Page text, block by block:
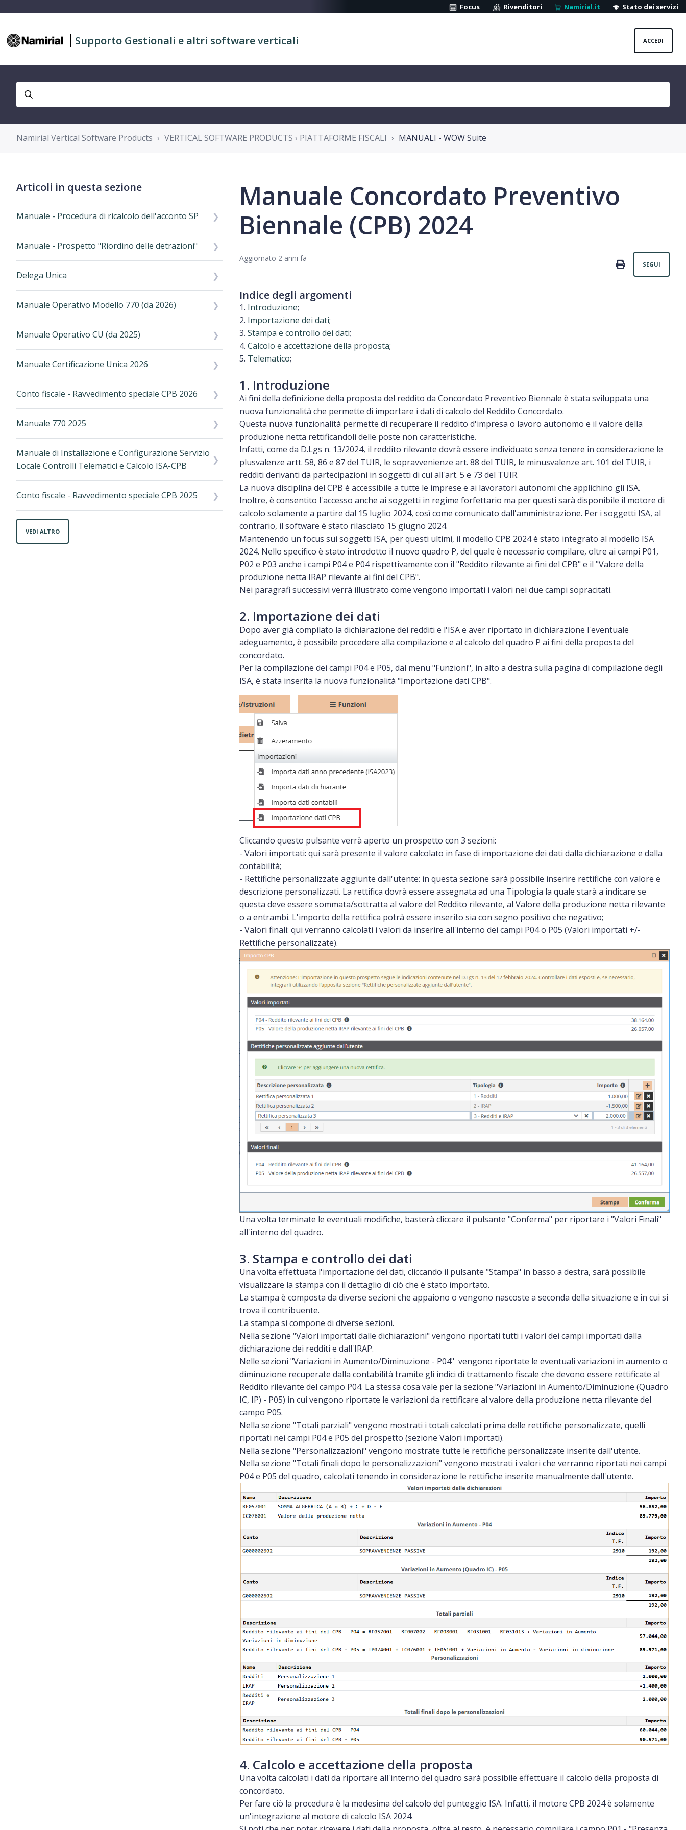
Focus Rivenditori Namirial.it Stato dei servizi
Supporto Gestionali e altri software verticali ACCEDI
Namirial Vertical Software Products VERTICAL SOFTWARE PRODUCTS › PIATTAFORME FISCALI MANUALI - WOW Suite
Articoli in questa sezione
Manuale - Procedura di ricalcolo dell'acconto SP
Manuale - Prospetto "Riordino delle detrazioni"
Delega Unica
Manuale Operativo Modello 770 (da 2026)
Manuale Operativo CU (da 2025)
Manuale Certificazione Unica 2026
Conto fiscale - Ravvedimento speciale CPB 2026
Manuale 770 2025
Manuale di Installazione e Configurazione Servizio
Locale Controlli Telematici e Calcolo ISA-CPB
Conto fiscale - Ravvedimento speciale CPB 2025
VEDI ALTRO
Manuale Concordato Preventivo
Biennale (CPB) 2024
Aggiornato 2 anni fa PRINT
SEGUI
Indice degli argomenti
1. Introduzione;
2. Importazione dei dati;
3.Stampa e controllo dei dati;
4.Calcolo e accettazione della proposta;
5. Telematico;
1. Introduzione
Ai fini della definizione della proposta del reddito da Concordato Preventivo Biennale è stata sviluppata una
nuova funzionalità che permette di importare i dati di calcolo del Reddito Concordato.
Questa nuova funzionalità permette di recuperare il reddito d'impresa o lavoro autonomo e il valore della
produzione netta rettificandoli delle poste non caratteristiche.
Infatti, come da D.Lgs n. 13/2024, il reddito rilevante dovrà essere individuato senza tenere in considerazione le
plusvalenze artt. 58, 86 e 87 del TUIR, le sopravvenienze art. 88 del TUIR, le minusvalenze art. 101 del TUIR, i
redditi derivanti da partecipazioni in soggetti di cui all'art. 5 e 73 del TUIR.
La nuova disciplina del CPB è accessibile a tutte le imprese e ai lavoratori autonomi che applichino gli ISA.
Inoltre, è consentito l'accesso anche ai soggetti in regime forfettario ma per questi sarà disponibile il motore di
calcolo solamente a partire dal 15 luglio 2024, così come comunicato dall'amministrazione. Per i soggetti ISA, al
contrario, il software è stato rilasciato 15 giugno 2024.
Mantenendo un focus sui soggetti ISA, per questi ultimi, il modello CPB 2024 è stato integrato al modello ISA
2024. Nello specifico è stato introdotto il nuovo quadro P, del quale è necessario compilare, oltre ai campi P01,
P02 e P03 anche i campi P04 e P04 rispettivamente con il "Reddito rilevante ai fini del CPB" e il "Valore della
produzione netta IRAP rilevante ai fini del CPB".
Nei paragrafi successivi verrà illustrato come vengono importati i valori nei due campi sopracitati.
2. Importazione dei dati
Dopo aver già compilato la dichiarazione dei redditi e l'ISA e aver riportato in dichiarazione l'eventuale
adeguamento, è possibile procedere alla compilazione e al calcolo del quadro P ai fini della proposta del
concordato.
Per la compilazione dei campi P04 e P05, dal menu "Funzioni", in alto a destra sulla pagina di compilazione degli
ISA, è stata inserita la nuova funzionalità "Importazione dati CPB".
Cliccando questo pulsante verrà aperto un prospetto con 3 sezioni:
- Valori importati: qui sarà presente il valore calcolato in fase di importazione dei dati dalla dichiarazione e dalla
contabilità;
- Rettifiche personalizzate aggiunte dall'utente: in questa sezione sarà possibile inserire rettifiche con valore e
descrizione personalizzati. La rettifica dovrà essere assegnata ad una Tipologia la quale starà a indicare se
questa deve essere sommata/sottratta al valore del Reddito rilevante, al Valore della produzione netta rilevante
o a entrambi. L'importo della rettifica potrà essere inserito sia con segno positivo che negativo;
- Valori finali: qui verranno calcolati i valori da inserire all'interno dei campi P04 o P05 (Valori importati +/-
Rettifiche personalizzate).
Una volta terminate le eventuali modifiche, basterà cliccare il pulsante "Conferma" per riportare i "Valori Finali"
all'interno del quadro.
3. Stampa e controllo dei dati
Una volta effettuata l'importazione dei dati, cliccando il pulsante "Stampa" in basso a destra, sarà possibile
visualizzare la stampa con il dettaglio di ciò che è stato importato.
La stampa è composta da diverse sezioni che appaiono o vengono nascoste a seconda della situazione e in cui si
trova il contribuente.
La stampa si compone di diverse sezioni.
Nella sezione "Valori importati dalle dichiarazioni" vengono riportati tutti i valori dei campi importati dalla
dichiarazione dei redditi e dall'IRAP.
Nelle sezioni "Variazioni in Aumento/Diminuzione - P04" vengono riportate le eventuali variazioni in aumento o
diminuzione recuperate dalla contabilità tramite gli indici di trattamento fiscale che devono essere rettificate al
Reddito rilevante del campo P04. La stessa cosa vale per la sezione "Variazioni in Aumento/Diminuzione (Quadro
IC, IP) - P05) in cui vengono riportate le variazioni da rettificare al valore della produzione netta rilevante del
campo P05.
Nella sezione "Totali parziali" vengono mostrati i totali calcolati prima delle rettifiche personalizzate, quelli
riportati nei campi P04 e P05 del prospetto (sezione Valori importati).
Nella sezione "Personalizzazioni" vengono mostrate tutte le rettifiche personalizzate inserite dall'utente.
Nella sezione "Totali finali dopo le personalizzazioni" vengono mostrati i valori che verranno riportati nei campi
P04 e P05 del quadro, calcolati tenendo in considerazione le rettifiche inserite manualmente dall'utente.
4. Calcolo e accettazione della proposta
Una volta calcolati i dati da riportare all'interno del quadro sarà possibile effettuare il calcolo della proposta di
concordato.
Per fare ciò la procedura è la medesima del calcolo del punteggio ISA. Infatti, il motore CPB 2024 è solamente
un'integrazione al motore di calcolo ISA 2024.